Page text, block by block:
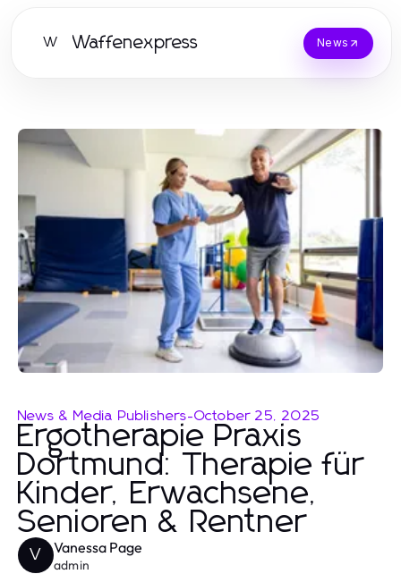
W Waffenexpress News
News & Media Publishers-October 25, 2025
Ergotherapie Praxis
Dortmund: Therapie für
Kinder, Erwachsene,
Senioren & Rentner
V Vanessa Page
admin